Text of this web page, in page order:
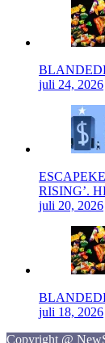
juli 24, 2026
RISING’.
juli 20, 2026
juli 18, 2026
Copyright @